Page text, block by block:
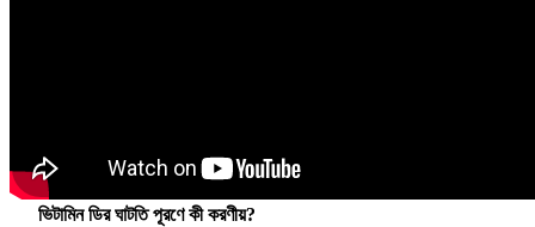
ভিটামিন ডির ঘাটতি পূরণে কী করণীয়?